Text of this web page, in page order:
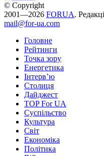
© Copyright
2001—2026 FORUA.
mail@for-ua.com
Головне
Рейтинги
Точка зору
Енергетика
Інтерв’ю
Столиця
Дайджест
TOP For UA
Суспiльство
Культура
Світ
Економіка
Політика